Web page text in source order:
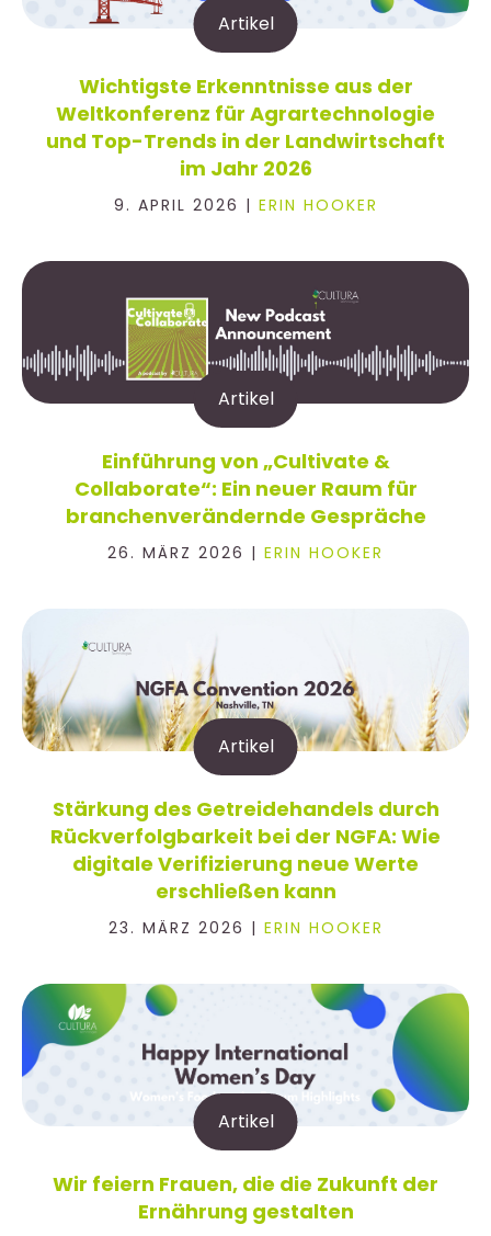
Artikel
Wichtigste Erkenntnisse aus der
Weltkonferenz für Agrartechnologie
und Top-Trends in der Landwirtschaft
im Jahr 2026
9. APRIL 2026 | ERIN HOOKER
Artikel
Einführung von „Cultivate &
Collaborate“: Ein neuer Raum für
branchenverändernde Gespräche
26. MÄRZ 2026 | ERIN HOOKER
Artikel
Stärkung des Getreidehandels durch
Rückverfolgbarkeit bei der NGFA: Wie
digitale Verifizierung neue Werte
erschließen kann
23. MÄRZ 2026 | ERIN HOOKER
Artikel
Wir feiern Frauen, die die Zukunft der
Ernährung gestalten